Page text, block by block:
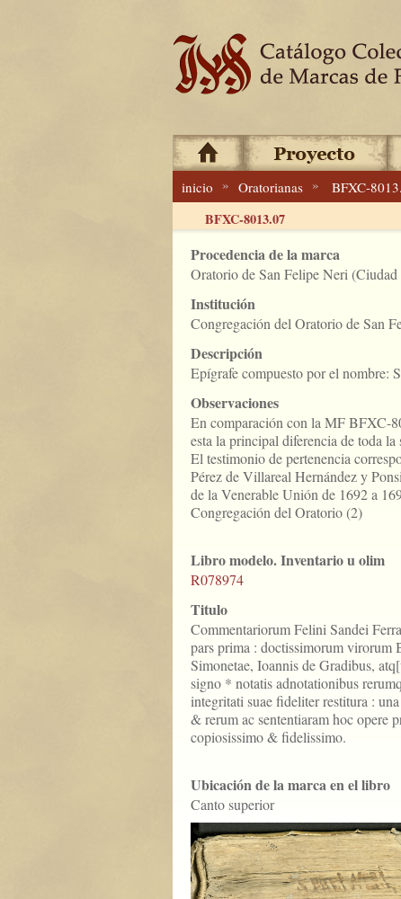
inicio » Oratorianas » BFXC-
BFXC-8013.07
Procedencia de la marca
Oratorio de San Felipe Neri
Institución
Congregación del Oratorio de San
Descripción
Epígrafe compuesto por el nombre:
Observaciones
En comparación con la MF BFXC-
esta la principal diferencia de toda la
El testimonio de pertenencia
Pérez de Villareal Hernández y
de la Venerable Unión de 1692 a
Congregación del Oratorio (2)
Libro modelo. Inventario u olim
R078974
Titulo
Commentariorum Felini Sandei
pars prima : doctissimorum virorum
Simonetae, Ioannis de Gradibus,
signo * notatis adnotationibus
integritati suae fideliter restitura :
& rerum ac sententiaram hoc opere
copiosissimo & fidelissimo.
Ubicación de la marca en el libro
Canto superior